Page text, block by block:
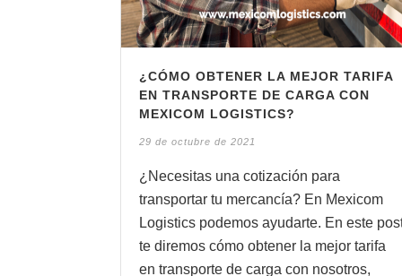
¿CÓMO OBTENER LA MEJOR TARIFA
EN TRANSPORTE DE CARGA CON
MEXICOM LOGISTICS?
29 de octubre de 2021
¿Necesitas una cotización para
transportar tu mercancía? En Mexicom
Logistics podemos ayudarte. En este
te diremos cómo obtener la mejor tarifa
en transporte de carga con nosotros,